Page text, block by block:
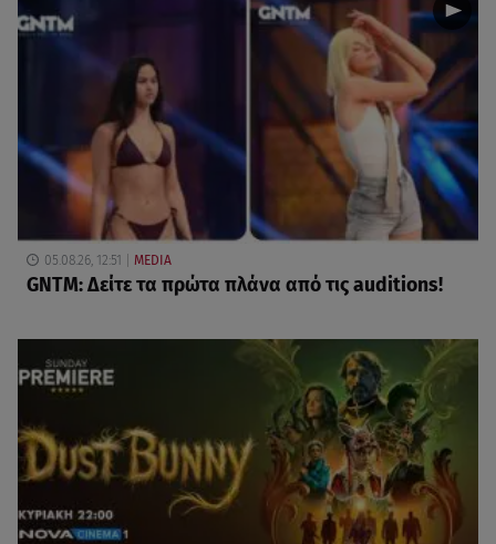
05.08.26, 12:51 MEDIA
GNTM: Δείτε τα πρώτα πλάνα από τις auditions!